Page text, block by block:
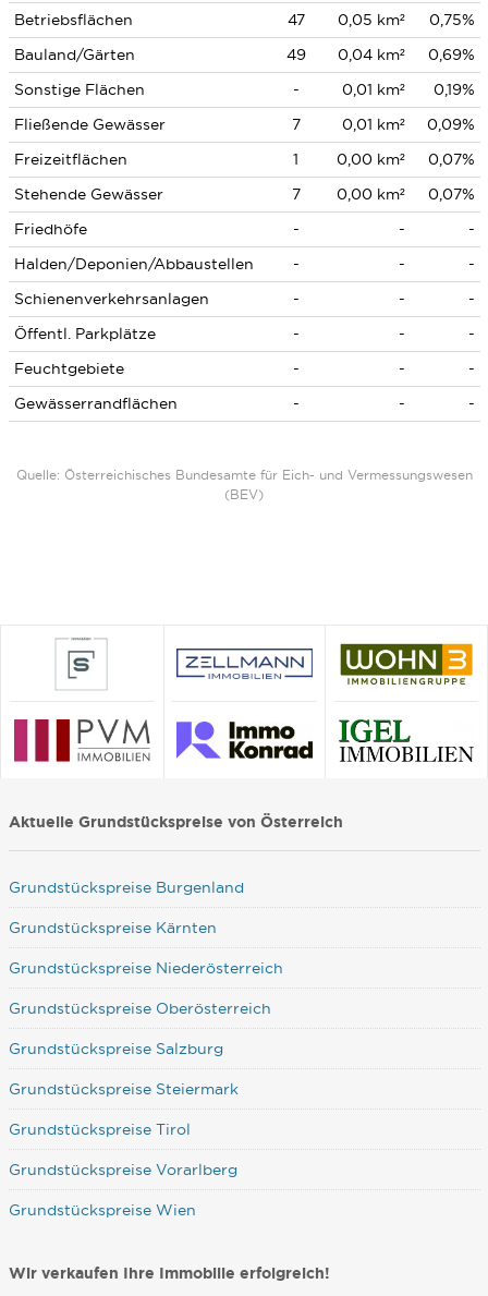
Betriebsflächen 47 0,05 km²
0,75%
Bauland/Gärten
49 0,04 km²
0,69%
Sonstige Flächen
- 0,01 km²
0,19%
Fließende Gewässer
7 0,01 km²
0,09%
Freizeitflächen
1 0,00 km²
0,07%
Stehende Gewässer
7 0,00 km²
0,07%
Friedhöfe
- -
-
Halden/Deponien/Abbaustellen
- -
-
Schienenverkehrsanlagen
- -
-
Öffentl. Parkplätze
- -
-
Feuchtgebiete
- -
-
Gewässerrandflächen
- - -
Quelle: Österreichisches Bundesamte für Eich- und Vermessungswesen
(BEV)
Aktuelle Grundstückspreise von Österreich
Grundstückspreise Burgenland
Grundstückspreise Kärnten
Grundstückspreise Niederösterreich
Grundstückspreise Oberösterreich
Grundstückspreise Salzburg
Grundstückspreise Steiermark
Grundstückspreise Tirol
Grundstückspreise Vorarlberg
Grundstückspreise Wien
Wir verkaufen Ihre Immobilie erfolgreich!